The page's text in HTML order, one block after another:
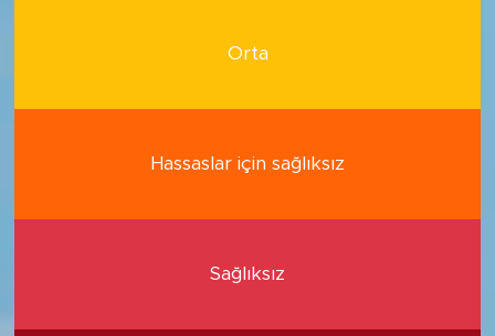
Orta
Hassaslar için sağlıksız
Sağlıksız